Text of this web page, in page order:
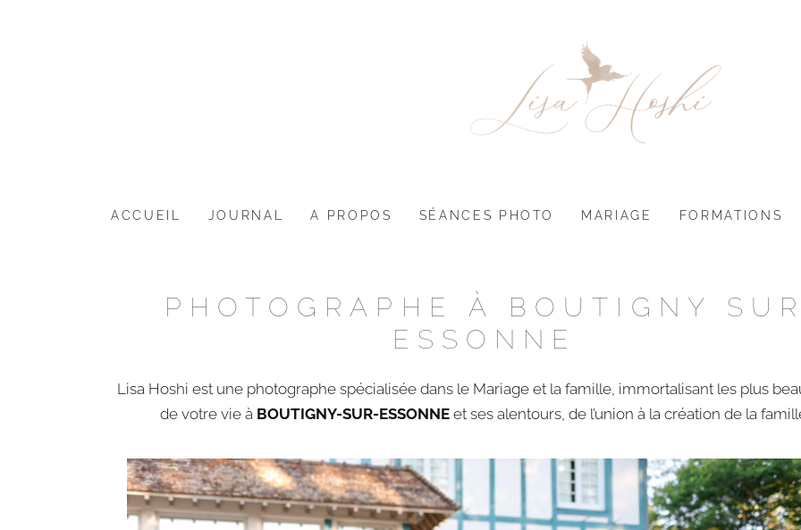
ACCUEIL JOURNAL A PROPOS SÉANCES PHOTO MARIAGE FORMATIONS
PHOTOGRAPHE À BOUTIGNY
ESSONNE
Lisa Hoshi est une photographe spécialisée dans le Mariage et la famille, immortalisant les plus
de votre vie à BOUTIGNY-SUR-ESSONNEet ses alentours, de l’union à la création de la